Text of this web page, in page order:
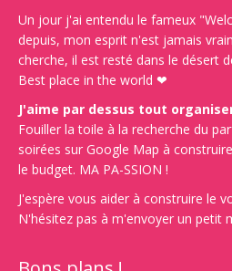
Un jour j'ai entendu le fameux
depuis, mon esprit n'est jamais
cherche, il est resté dans le désert
Best place in the world ❤
J'aime par dessus tout
Fouiller la toile à la recherche du
soirées sur Google Map à
le budget. MA PA-SSION !
J'espère vous aider à construire le
N'hésitez pas à m'envoyer un petit